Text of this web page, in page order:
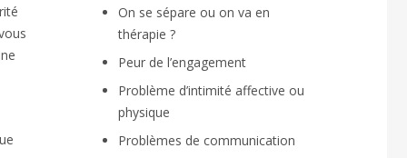
On se sépare ou on va en
thérapie ?
Peur de l’engagement
Problème d’intimité affective ou
physique
Problèmes de communication